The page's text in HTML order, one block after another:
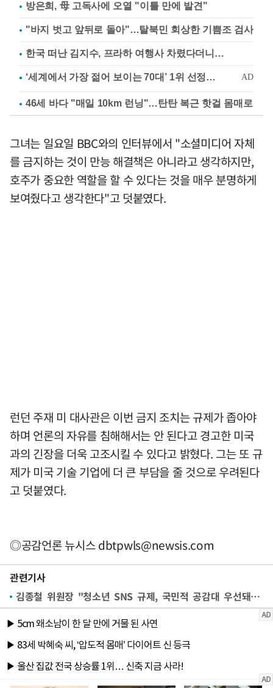
방은희, 母 고독사에 오열 "이틀 만에 발견"
"바지 벗고 앞뒤로 돌아"…탈북민 회상한 기쁨조 검사
한국 떠난 김지수, 프라하 여행사 차렸다더니…
46세 바다 "매일 10km 런닝"…탄탄 복근 핫걸 몸매로
그녀는 일요일 BBC와의 인터뷰에서 "소셜미디어 자체
를 금지하는 것이 만능 해결책은 아니라고 생각하지만,
호주가 중요한 역할을 할 수 있다는 것을 매우 분명하게
보여줬다고 생각한다"고 덧붙였다.
런던 주재 미 대사관은 이번 금지 조치는 규제가 좁아야
하며 언론의 자유를 침해해서는 안 된다고 경고한 미국
과의 긴장을 더욱 고조시킬 수 있다고 밝혔다. 그는 또 규
제가 미국 기술 기업에 더 큰 부담을 줄 것으로 우려된다
고 덧붙였다.
◎공감언론 뉴시스dbtpwls@newsis.com
관련기사
김종철 위원장 "청소년 SNS 규제, 국민적 공감대 우선돼야"